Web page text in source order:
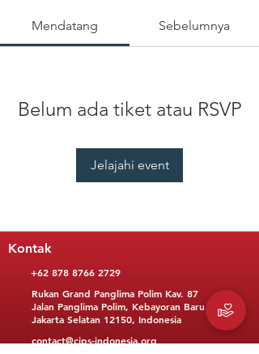
Mendatang Sebelumnya
Belum ada tiket atau RSVP
Jelajahi event
Kontak
+62 878 8766 2729
Rukan Grand Panglima Polim Kav. 87
Jalan Panglima Polim, Kebayoran Baru
Jakarta Selatan 12150, Indonesia
contact@cips-indonesia.org